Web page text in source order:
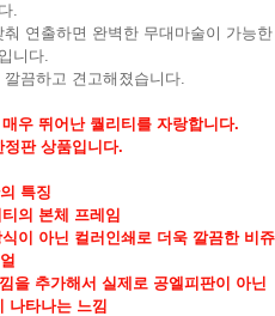
다.
연출하면 완벽한 무대마술이 가능한
니다.
끔하고 견고해졌습니다.
우 뛰어난 퀄리티를 자랑합니다.
판 상품입니다.
특징
의 본체 프레임
이 아닌 컬러인쇄로 더욱 깔끔한 비쥬
얼
을 추가해서 실제로 공엘피판이 아닌
나타나는 느낌